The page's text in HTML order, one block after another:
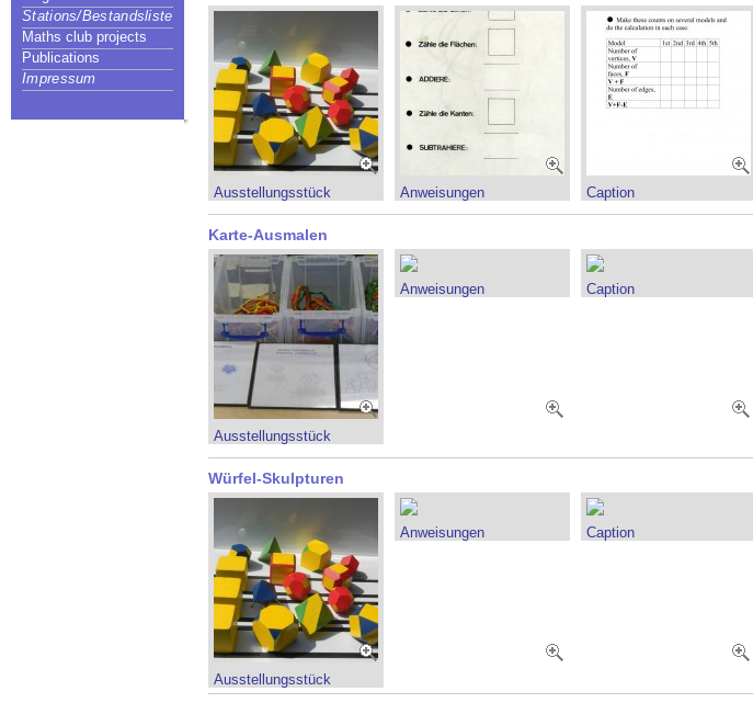
Stations/Bestandsliste
Maths club projects
Publications
Impressum
Ausstellungsstück Anweisungen Caption
Karte-Ausmalen
Ausstellungsstück
Anweisungen Caption
Würfel-Skulpturen
Ausstellungsstück
Anweisungen Caption